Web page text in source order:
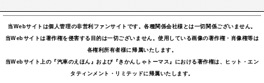
当Webサイトは個人管理の非営利ファンサイトです。各種関係会社様とは一切関係ございません。
当Webサイトは著作権を侵害する目的は一切ございません。使用している画像の著作権・肖像権等は
各権利所有者様に帰属いたします。
当Webサイト上の『汽車のえほん』および『きかんしゃトーマス』における著作権は、ヒット・エン
タティンメント・リミテッドに帰属いたします。